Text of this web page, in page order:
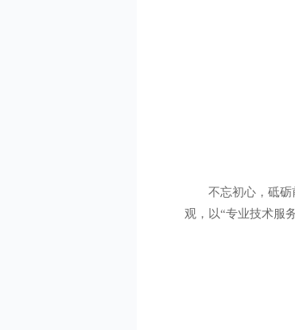
不忘初心，砥
观，以“专业技术服